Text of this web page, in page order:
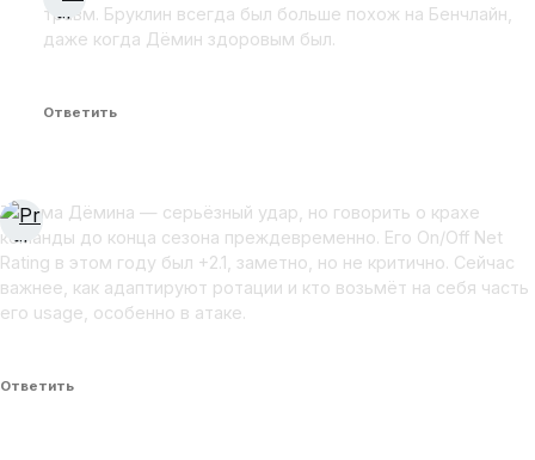
травм. Бруклин всегда был больше похож на Бенчлайн,
даже когда Дёмин здоровым был.
Ответить
Травма Дёмина — серьёзный удар, но говорить о крахе
команды до конца сезона преждевременно. Его On/Off Net
Rating в этом году был +2.1, заметно, но не критично. Сейчас
важнее, как адаптируют ротации и кто возьмёт на себя часть
его usage, особенно в атаке.
Ответить